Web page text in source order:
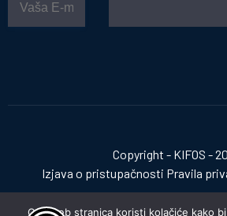
Copyright - KIFOS -
Izjava o pristupačnosti Pravila
Ova web stranica koristi kolačiće kako